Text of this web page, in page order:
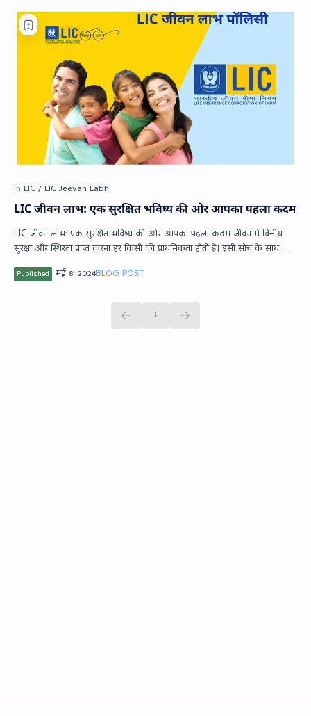
LIC जीवन लाभ: एक सुरक्षित भविष्य की ओर आपका पहला कदम
LIC जीवन लाभ: एक सुरक्षित भविष्य की ओर आपका पहला कदम जीवन में वित्तीय
सुरक्षा और स्थिरता प्राप्त करना हर किसी की प्राथमिकता होती है। इसी सोच के साथ, …